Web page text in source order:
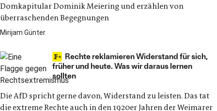
Domkapitular Dominik Meiering und erzählen von
überraschenden Begegnungen
Mirijam Günter
Rechte reklamieren Widerstand für sich,
früher und heute. Was wir daraus lernen
sollten
Die AfD spricht gerne davon, Widerstand zu leisten. Das tat
die extreme Rechte auch in den 1920er Jahren der Weimarer